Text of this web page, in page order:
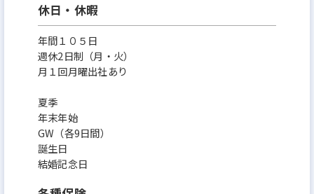
休日・休暇
年間１０５日
週休2日制（月・火）
月１回月曜出社あり
夏季
年末年始
GW（各9日間）
誕生日
結婚記念日